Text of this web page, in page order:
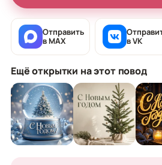
Отправить
в MAX
в VK
Ещё открытки на этот повод